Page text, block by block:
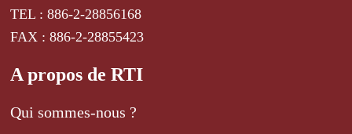
TEL : 886-2-28856168
FAX : 886-2-28855423
A propos de RTI
Qui sommes-nous ?